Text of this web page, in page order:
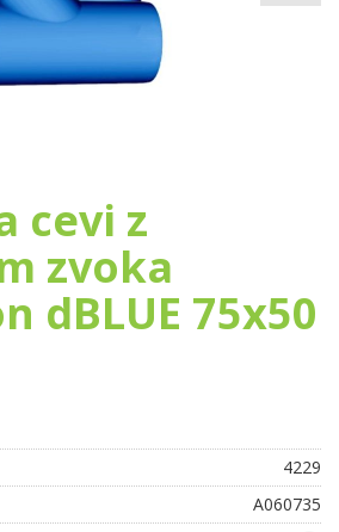
cevi z
zvoka
dBLUE 75x50
4229
A060735